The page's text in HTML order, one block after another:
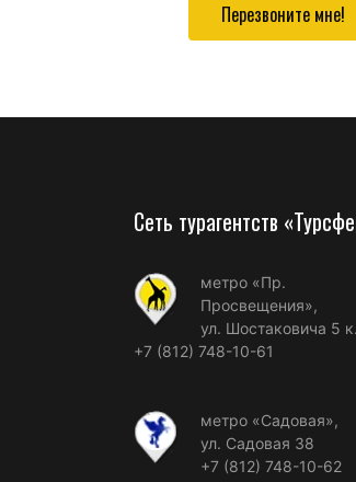
Перезвоните мне!
Сеть турагентств
метро «Пр.
Просвещения»,
ул. Шостаковича 5
+7 (812) 748-10-61
метро «Садовая»,
ул. Садовая 38
+7 (812) 748-10-62